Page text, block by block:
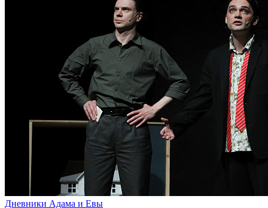
Дневники Адама и Евы